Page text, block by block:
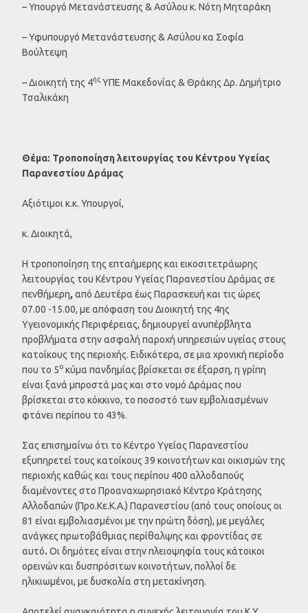
– Υπουργό Μετανάστευσης & Ασύλου κ. Νότη Μηταράκη
– Υφυπουργό Μετανάστευσης & Ασύλου κα Σοφία
Βούλτεψη
– Διοικητή της 4ης ΥΠΕ Μακεδονίας & Θράκης Δρ. Δημήτριο
Τσαλικάκη
Θέμα: Τροποποίηση λειτουργίας του Κέντρου Υγείας
Παρανεστίου Δράμας
Αξιότιμοι κ.κ. Υπουργοί,
κ. Διοικητά,
Η τροποποίηση της επταήμερης και εικοσιτετράωρης
λειτουργίας του Κέντρου Υγείας Παρανεστίου Δράμας σε
πενθήμερη, από Δευτέρα έως Παρασκευή και τις ώρες
07.00 -15.00, με απόφαση του Διοικητή της 4ης
Υγειονομικής Περιφέρειας, δημιουργεί ανυπέρβλητα
προβλήματα στην ασφαλή παροχή υπηρεσιών υγείας στους
κατοίκους της περιοχής. Ειδικότερα, σε μια χρονική περίοδο
που το 5ο κύμα πανδημίας βρίσκεται σε έξαρση, η γρίπη
είναι ξανά μπροστά μας και στο νομό Δράμας που
βρίσκεται στο κόκκινο, το ποσοστό των εμβολιασμένων
φτάνει περίπου το 43%.
Σας επισημαίνω ότι το Κέντρο Υγείας Παρανεστίου
εξυπηρετεί τους κατοίκους 39 κοινοτήτων και οικισμών της
περιοχής καθώς και τους περίπου 400 αλλοδαπούς
διαμένοντες στο Προαναχωρησιακό Κέντρο Κράτησης
Αλλοδαπών (Προ.Κε.Κ.Α.) Παρανεστίου (από τους οποίους οι
81 είναι εμβολιασμένοι με την πρώτη δόση), με μεγάλες
ανάγκες πρωτοβάθμιας περίθαλψης και φροντίδας σε
αυτό. Οι δημότες είναι στην πλειοψηφία τους κάτοικοι
ορεινών και δυσπρόσιτων κοινοτήτων, πολλοί δε
ηλικιωμένοι, με δυσκολία στη μετακίνηση.